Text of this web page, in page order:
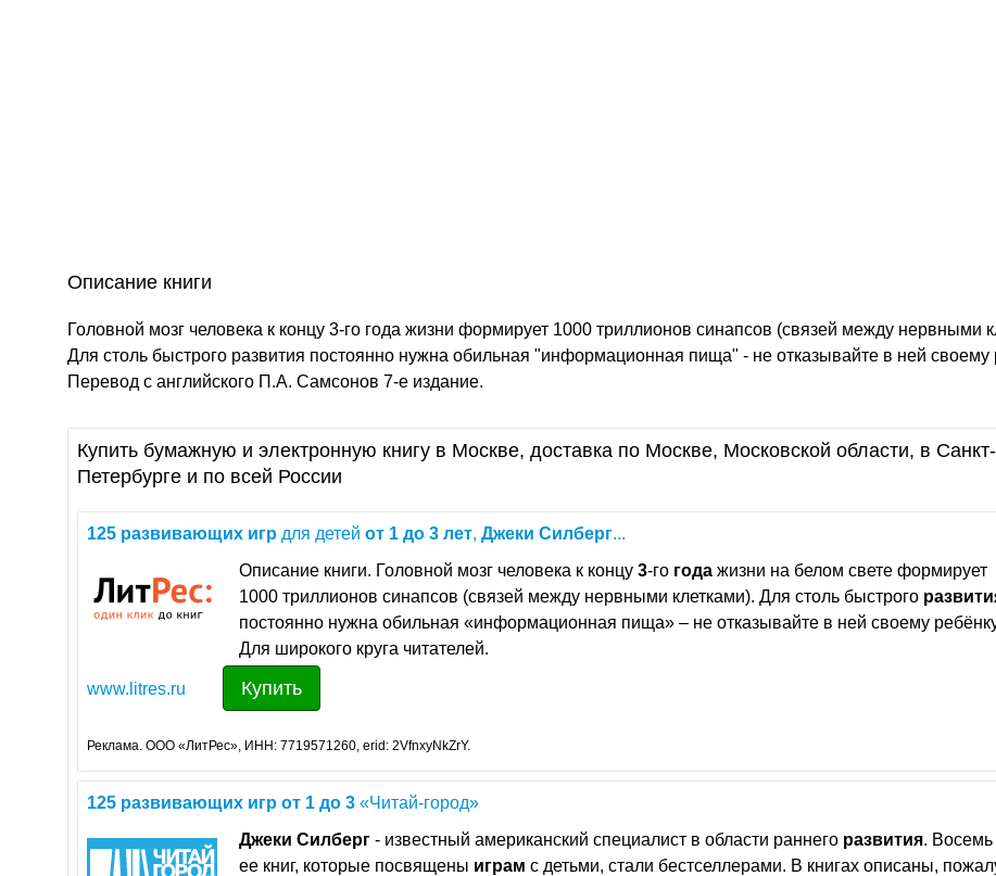
Описание книги
Головной мозг человека к концу 3-го года жизни формирует 1000 триллионов синапсов (связей между нервными
Для столь быстрого развития постоянно нужна обильная "информационная пища" - не отказывайте в ней своему
Перевод с английского П.А. Самсонов 7-е издание.
Купить бумажную и электронную книгу в Москве, доставка по Москве, Московской области, в Санкт-
Петербурге и по всей России
125 развивающих игр для детей от 1 до 3 лет, Джеки Силберг...
Описание книги. Головной мозг человека к концу 3-го года жизни на белом свете формирует
1000 триллионов синапсов (связей между нервными клетками). Для столь быстрого
постоянно нужна обильная «информационная пища» – не отказывайте в ней своему
Для широкого круга читателей.
www.litres.ru Купить
Реклама. ООО «ЛитРес», ИНН: 7719571260, erid: 2VfnxyNkZrY.
125 развивающих игр от 1 до 3 «Читай-город»
Джеки Силберг - известный американский специалист в области раннего развития. Восемь
ее книг, которые посвящены играм с детьми, стали бестселлерами. В книгах описаны,